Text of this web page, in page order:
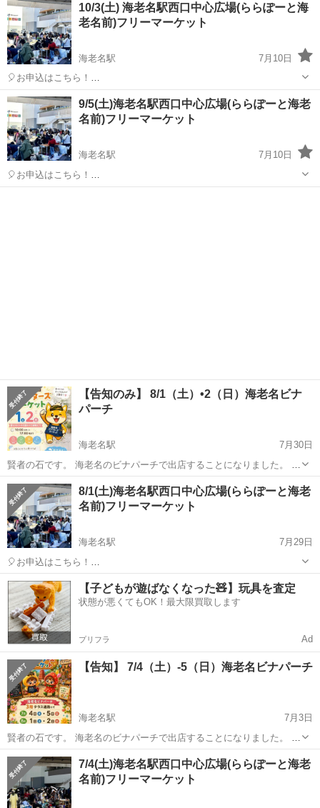
10/3(土) 海老名駅西口中心広場(ららぽーと海
老名前)フリーマーケット
海老名駅
7月10日
🎈お申込はこちら！
https://recyclekanagawa.com/place/%e3%82%89%e3%82%89%e3%8
1%bd%e3%83%bc%e3%81%a8%e6%b5%b7%e8%80%81%e5%9...
神奈川 海老名市 海老名駅 フリーマーケット
9/5(土)海老名駅西口中心広場(ららぽーと海老
名前)フリーマーケット
海老名駅
7月10日
🎈お申込はこちら！
https://recyclekanagawa.com/place/%e3%82%89%e3%82%89%e3%8
【告知のみ】 8/1（土）•2（日）海老名ビナ
パーチ
海老名駅
7月30日
賢者の石です。 海老名のビナパーチで出店することになりました。 多
くのお店が並んでいます。 お時間ある方は遊びに来て頂ければ、嬉し
いです。 天然石のアクセサリーを販売しています。 【出店日】
8/1（土）•2（日） 【営業...
神奈川 海老名市 海老名駅 フリーマーケット
8/1(土)海老名駅西口中心広場(ららぽーと海老
名前)フリーマーケット
海老名駅
7月29日
🎈お申込はこちら！
https://recyclekanagawa.com/place/%e3%82%89%e3%82%89%e3%8
1%bd%e3%83%bc%e3%81%a8%e6%b5%b7%e8%80%81%e5%9...
神奈川 海老名市 海老名駅 フリーマーケット 会場
【子どもが遊ばなくなった🧸】玩具を査定
状態が悪くてもOK！最大限買取します
プリフラ Ad
【告知】 7/4（土）-5（日）海老名ビナパーチ
海老名駅
7月3日
賢者の石です。 海老名のビナパーチで出店することになりました。 多
くのお店が並んでいます。 お時間ある方は遊びに来て頂ければ、嬉し
いです。 天然石のアクセサリーを販売しています。 【出店日】7/4-5
【営業時間】10:...
神奈川 海老名市 海老名駅 フリーマーケット
7/4(土)海老名駅西口中心広場(ららぽーと海老
名前)フリーマーケット